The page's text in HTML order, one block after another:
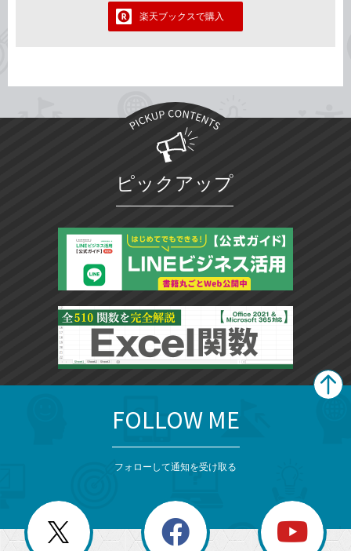
楽天ブックスで購入
ピックアップ
じ
閉
ー
FOLLOW ME
フォローして通知を受け取る